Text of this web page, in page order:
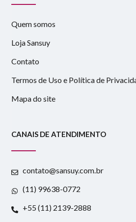
Quem somos
Loja Sansuy
Contato
Termos de Uso e Política de
Mapa do site
CANAIS DE ATENDIMENTO
contato@sansuy.com.br
(11) 99638-0772
+55 (11) 2139-2888